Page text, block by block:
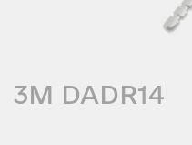
3M DADR14